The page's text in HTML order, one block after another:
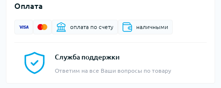
Оплата
оплата по счету наличными
Служба поддержки
Ответим на все Ваши вопросы по товару